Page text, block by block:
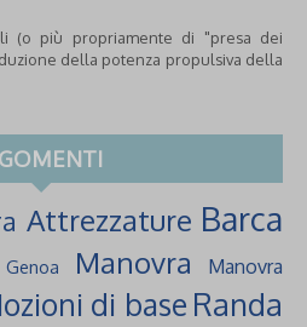
(o più propriamente di "presa dei
della potenza propulsiva della
Attrezzature Barca
Genoa Manovra
Manovra
di base Randa